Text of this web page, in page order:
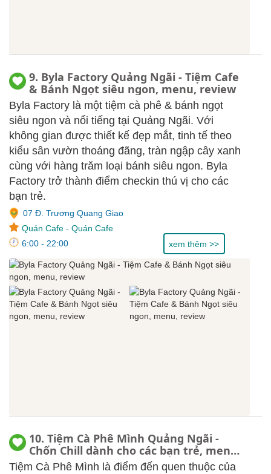
9. Byla Factory Quảng Ngãi - Tiệm Cafe
& Bánh Ngọt siêu ngon, menu, review
Byla Factory là một tiệm cà phê & bánh ngọt
siêu ngon và nổi tiếng tại Quảng Ngãi. Với
không gian được thiết kế đẹp mắt, tinh tế theo
kiểu sân vườn thoáng đãng, tràn ngập cây xanh
cùng với hàng trăm loại bánh siêu ngon. Byla
Factory trở thành điểm checkin thú vị cho các
bạn trẻ.
07 Đ. Trương Quang Giao
Quán Cafe - Quán Cafe
6:00 - 22:00
xem thêm >>
10. Tiệm Cà Phê Mình Quảng Ngãi -
Chốn Chill dành cho các bạn trẻ, menu,
review
Tiệm Cà Phê Mình là điểm đến quen thuộc của